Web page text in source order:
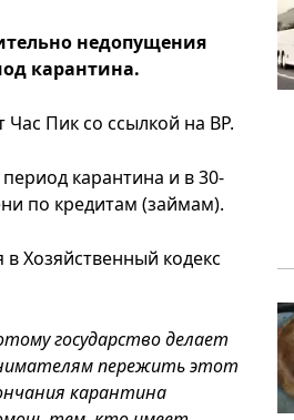
недопущения
карантина.
Час Пик со ссылкой на ВР.
карантина и в 30-
по кредитам (займам).
Хозяйственный кодекс
государство делает
пережить этот
карантина